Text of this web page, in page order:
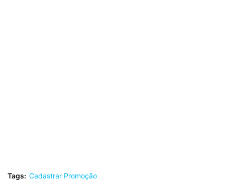
Tags: Cadastrar Promoção